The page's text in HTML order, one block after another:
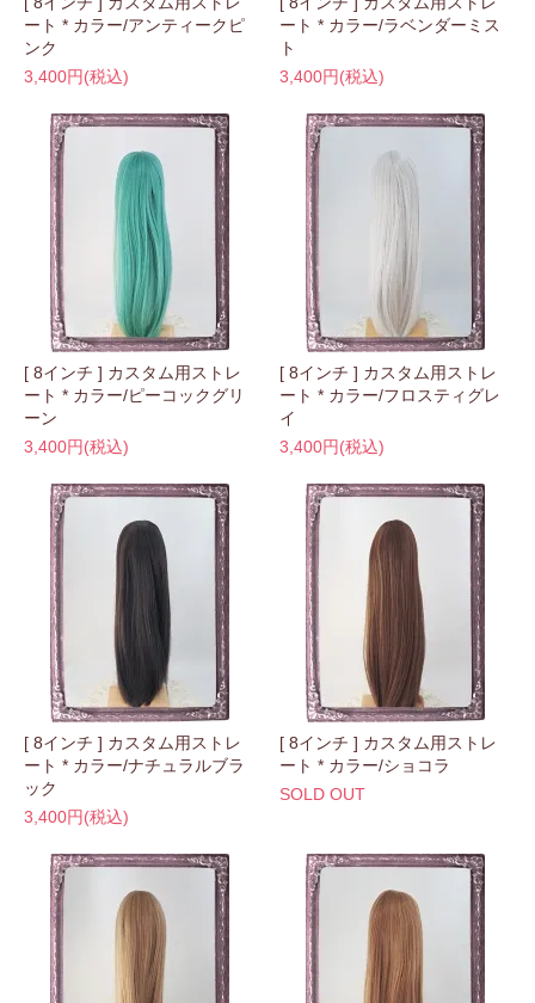
ート * カラー/アンティークピ
ンク
3,400円(税込)
ート * カラー/ラベンダーミス
ト
3,400円(税込)
[ 8インチ ] カスタム用ストレ
ート * カラー/ピーコックグリ
ーン
3,400円(税込)
[ 8インチ ] カスタム用ストレ
ート * カラー/フロスティグレ
イ
3,400円(税込)
[ 8インチ ] カスタム用ストレ
ート * カラー/ナチュラルブラ
ック
3,400円(税込)
[ 8インチ ] カスタム用ストレ
ート * カラー/ショコラ
SOLD OUT